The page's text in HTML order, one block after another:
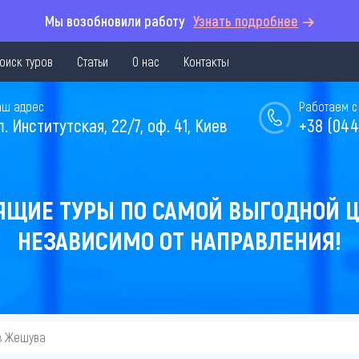
Мы возобновили работу Узнать подробнее
туров Статьи О нас Контакты
Работаем с
+38
адрес
Институтская, 22/7, оф. 41, Киев
ТУРЫ ПО САМОЙ ВЫГОДНОЙ
НЕЗАВИСИМО ОТ НАПРАВЛЕНИЯ!
Жешува